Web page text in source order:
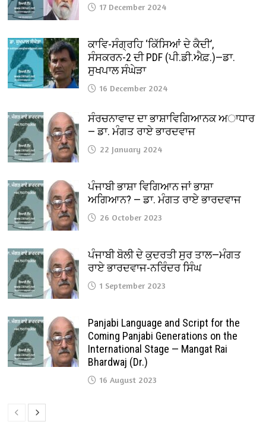
17 December 2024
ਕਾਵਿ-ਸੰਗ੍ਰਹਿ ‘ਕਿੱਸਿਆਂ ਦੇ ਕੈਦੀ’,
ਸੰਸਕਰਨ-2 ਦੀ PDF (ਪੀ.ਡੀ.ਐਫ਼.)—ਡਾ.
ਸੁਖਪਾਲ ਸੰਘੇੜਾ
16 December 2024
ਸੰਰਚਨਾਵਾਦ ਦਾ ਭਾਸ਼ਾਵਿਗਿਆਨਕ ਅਾਧਾਰ
— ਡਾ. ਮੰਗਤ ਰਾਏ ਭਾਰਦਵਾਜ
22 January 2024
ਪੰਜਾਬੀ ਭਾਸ਼ਾ ਵਿਗਿਆਨ ਜਾਂ ਭਾਸ਼ਾ
ਅਗਿਆਨ? — ਡਾ. ਮੰਗਤ ਰਾਏ ਭਾਰਦਵਾਜ
26 October 2023
ਪੰਜਾਬੀ ਬੋਲੀ ਦੇ ਕੁਦਰਤੀ ਸੁਰ ਤਾਲ—ਮੰਗਤ
ਰਾਏ ਭਾਰਦਵਾਜ-ਨਰਿੰਦਰ ਸਿੰਘ
1 September 2023
Panjabi Language and Script for the
Coming Panjabi Generations on the
International Stage — Mangat Rai
Bhardwaj (Dr.)
16 August 2023